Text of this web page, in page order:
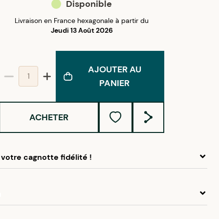
Disponible
Livraison en France hexagonale à partir du
Jeudi 13 Août 2026
AJOUTER AU
PANIER
ACHETER
votre cagnotte fidélité !
Créolissime : Créez un compte client et cumulez